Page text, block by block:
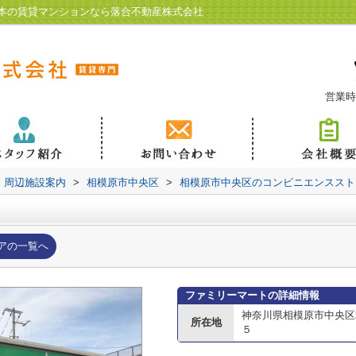
の賃貸マンションなら落合不動産株式会社
営業
周辺施設案内 > 相模原市中央区 > 相模原市中央区のコンビニエンスス
の一覧へ
ファミリーマートの詳細情報
所在地
神奈川県相模原市中央
５